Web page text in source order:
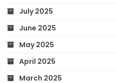
July 2025
June 2025
May 2025
April 2025
March 2025